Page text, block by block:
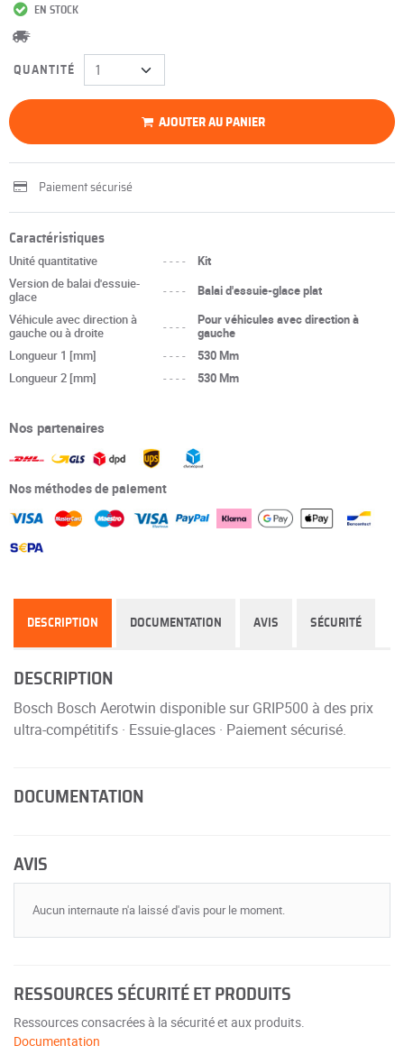
EN STOCK
QUANTITÉ
AJOUTER AU PANIER
Paiement sécurisé
Caractéristiques
Unité quantitative ----
Kit
Version de balai d'essuie-
glace
----
Balai d'essuie-glace plat
Véhicule avec direction à
gauche ou à droite
----
Pour véhicules avec direction à
gauche
Longueur 1 [mm]
----
530 Mm
Longueur 2 [mm]
---- 530 Mm
Nos partenaires
Nos méthodes de paiement
DESCRIPTION DOCUMENTATION AVIS SÉCURITÉ
DESCRIPTION
Bosch Bosch Aerotwin disponible sur GRIP500 à des prix
ultra-compétitifs · Essuie-glaces · Paiement sécurisé.
DOCUMENTATION
AVIS
Aucun internaute n'a laissé d'avis pour le moment.
RESSOURCES SÉCURITÉ ET PRODUITS
Ressources consacrées à la sécurité et aux produits.
Documentation